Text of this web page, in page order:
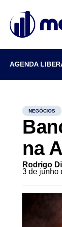
AGENDA
NEGÓCIOS
na
Rodrigo
3 de junho